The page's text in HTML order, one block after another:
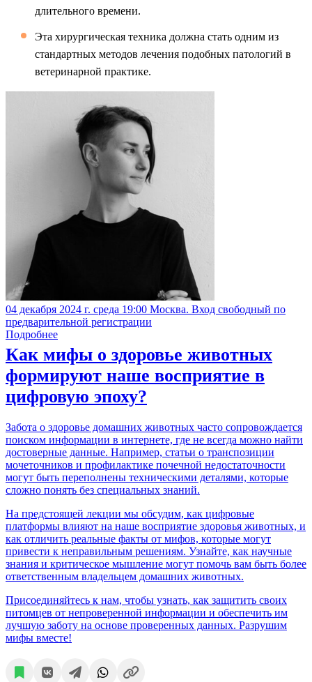
длительного времени.
Эта хирургическая техника должна стать одним из
стандартных методов лечения подобных патологий в
ветеринарной практике.
04 декабря 2024 г. среда 19:00 Москва. Вход свободный по
предварительной регистрации
Подробнее
Как мифы о здоровье животных
формируют наше восприятие в
цифровую эпоху?
Забота о здоровье домашних животных часто сопровождается
поиском информации в интернете, где не всегда можно найти
достоверные данные. Например, статьи о транспозиции
мочеточников и профилактике почечной недостаточности
могут быть переполнены техническими деталями, которые
сложно понять без специальных знаний.
На предстоящей лекции мы обсудим, как цифровые
платформы влияют на наше восприятие здоровья животных, и
как отличить реальные факты от мифов, которые могут
привести к неправильным решениям. Узнайте, как научные
знания и критическое мышление могут помочь вам быть более
ответственным владельцем домашних животных.
Присоединяйтесь к нам, чтобы узнать, как защитить своих
питомцев от непроверенной информации и обеспечить им
лучшую заботу на основе проверенных данных. Разрушим
мифы вместе!